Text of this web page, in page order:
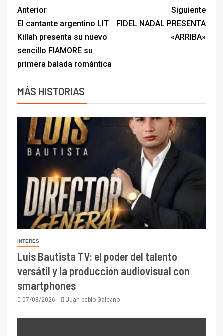
Anterior
El cantante argentino LIT
Killah presenta su nuevo
sencillo FIAMORE su
primera balada romántica
Siguiente
FIDEL NADAL PRESENTA
«ARRIBA»
MÁS HISTORIAS
INTERES
Luis Bautista TV: el poder del talento
versátil y la producción audiovisual con
smartphones
07/08/2026 Juan pablo Galeano